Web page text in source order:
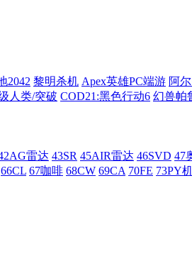
2042 黎明杀机 Apex英雄PC端游 阿
人类/突破 COD21:黑色行动6 幻兽帕
雷达 43SR 45AIR雷达 46SVD 47
66CL 67咖啡 68CW 69CA 70FE 73PY